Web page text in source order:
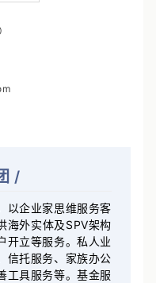
/
以企业家思维服务客
海外实体及SPV架构
开立等服务。私人业
信托服务、家族办公
工具服务等。基金服